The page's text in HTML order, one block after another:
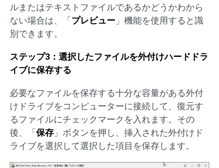
ルまたはテキストファイルであるかどうかわから
ない場合は、「プレビュー 」機能を使用すると識
別できます。
ステップ3：選択したファイルを外付けハードドラ
イブに保存する
必要なファイルを保存する十分な容量がある外付
けドライブをコンピューターに接続して、復元す
るファイルにチェックマークを入れます。その
後、「保存 」ボタンを押し、挿入された外付けド
ライブを選択して選択した項目を保存します。